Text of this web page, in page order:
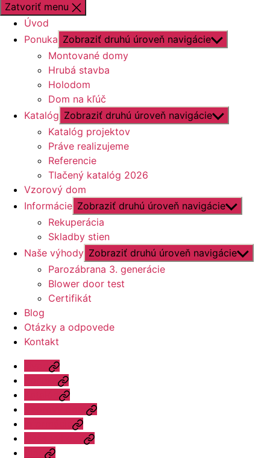
Zatvoriť menu
Úvod
Ponuka Zobraziť druhú úroveň navigácie
Montované domy
Hrubá stavba
Holodom
Dom na kľúč
Katalóg Zobraziť druhú úroveň navigácie
Katalóg projektov
Práve realizujeme
Referencie
Tlačený katalóg 2026
Vzorový dom
Informácie Zobraziť druhú úroveň navigácie
Rekuperácia
Skladby stien
Naše výhody Zobraziť druhú úroveň navigácie
Parozábrana 3. generácie
Blower door test
Certifikát
Blog
Otázky a odpovede
Kontakt